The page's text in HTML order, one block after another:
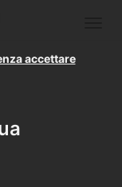
accettare